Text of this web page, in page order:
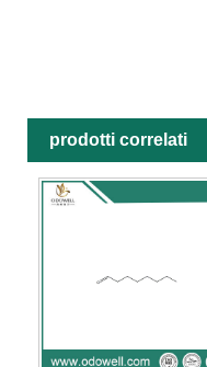
prodotti correlati